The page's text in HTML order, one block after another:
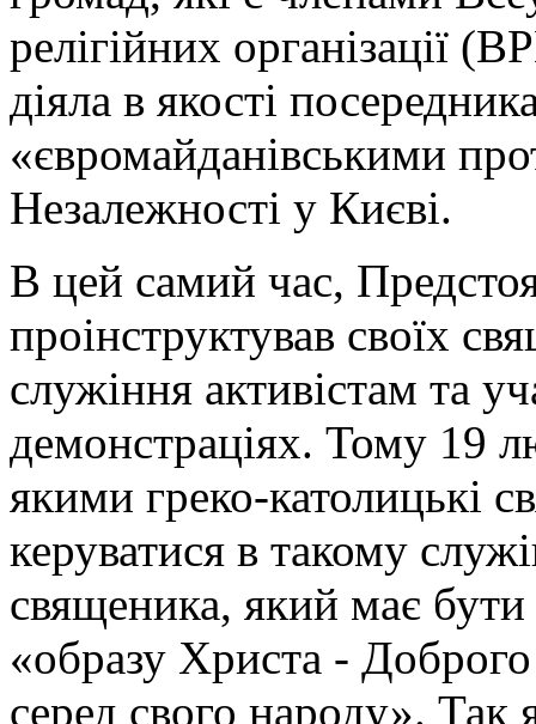
релігійних організації
діяла в якості
«євромайданівськими
Незалежності у Києві.
В цей самий час,
проінструктував своїх
служіння активістам та
демонстраціях. Тому 19
якими греко-католицькі
керуватися в такому
священика, який має
«образу Христа -
серед свого народу». Так